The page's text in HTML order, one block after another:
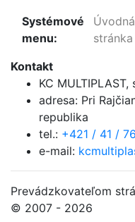
Systémové
menu:
Úvodná
stránka
Kontakt
KC MULTIPLAST,
adresa: Pri
republika
tel.: +421 / 41 /
e-mail:
Prevádzkovateľom
© 2007 - 2026